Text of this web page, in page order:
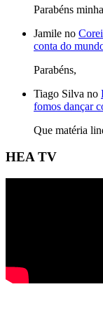
Parabéns
Jamile no
conta do
Parabéns,
Tiago Silva no
fomos dançar
Que matéria
HEA TV